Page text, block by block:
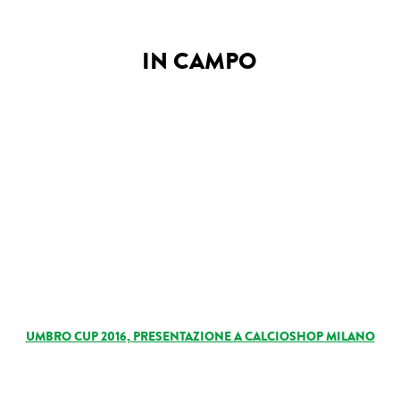
IN CAMPO
UMBRO CUP 2016, PRESENTAZIONE A CALCIOSHOP MILANO